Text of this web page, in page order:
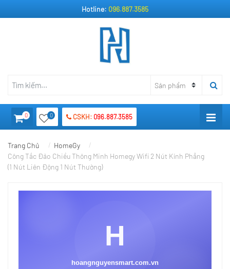
Hotline: 096.887.3585
0 0 CSKH: 096.887.3585
Trang Chủ
HomeGy
Công Tắc Đảo Chiều Thông Minh Homegy Wifi 2 Nút Kính Phẳng
(1 Nút Liên Động 1 Nút Thường)